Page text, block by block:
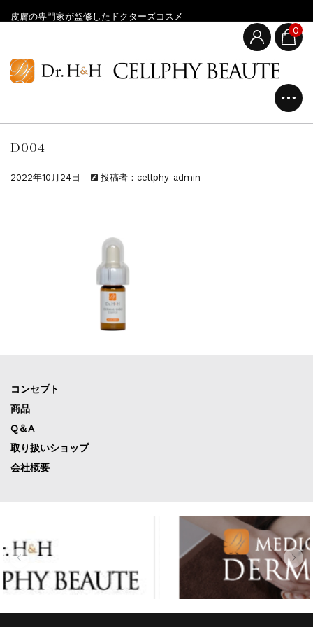
皮膚の専門家が監修したドクターズコスメ
0
D004
2022年10月24日 投稿者：cellphy-admin
コンセプト
商品
Q＆A
取り扱いショップ
会社概要